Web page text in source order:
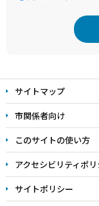
文
こ
こ
ま
で
サイトマップ
市関係者向け
このサイトの使い方
アクセシビリティポ
サイトポリシー